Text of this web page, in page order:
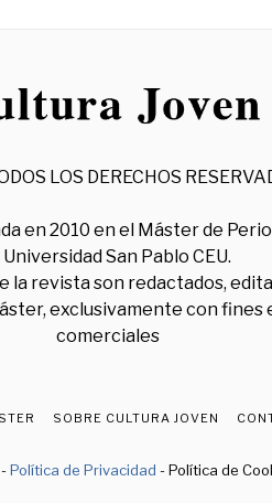
LOS DERECHOS
en 2010 en el Máster de
Universidad San Pablo CEU.
la revista son redactados,
exclusivamente con fines
comerciales
SOBRE CULTURA JOVEN
- Política de Privacidad - Política de